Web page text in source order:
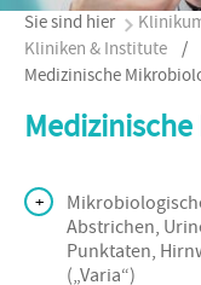
Sie sind hier
Kliniken & Institute /
Medizinische
Abstrichen,
Punktaten,
(„Varia“)